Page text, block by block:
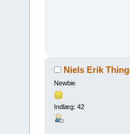
Niels Erik Thing
Newbie
Indlæg: 42